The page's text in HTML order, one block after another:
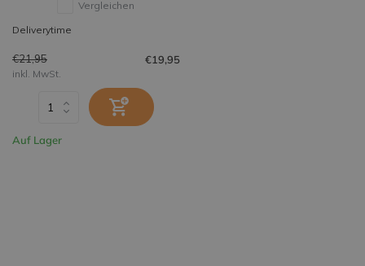
Vergleichen
Deliverytime
€21,95 €19,95
inkl. MwSt.
Auf Lager